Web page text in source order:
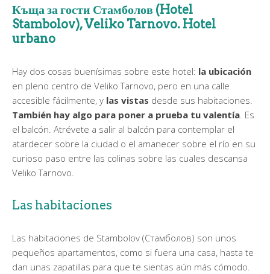
Къща за гости Стамболов (Hotel
Stambolov), Veliko Tarnovo. Hotel
urbano
Hay dos cosas buenísimas sobre este hotel: la ubicación
en pleno centro de Veliko Tarnovo, pero en una calle
accesible fácilmente, y las vistas desde sus habitaciones.
También hay algo para poner a prueba tu valentía. Es
el balcón. Atrévete a salir al balcón para contemplar el
atardecer sobre la ciudad o el amanecer sobre el río en su
curioso paso entre las colinas sobre las cuales descansa
Veliko Tarnovo.
Las habitaciones
Las habitaciones de Stambolov (Стамболов) son unos
pequeños apartamentos, como si fuera una casa, hasta te
dan unas zapatillas para que te sientas aún más cómodo.